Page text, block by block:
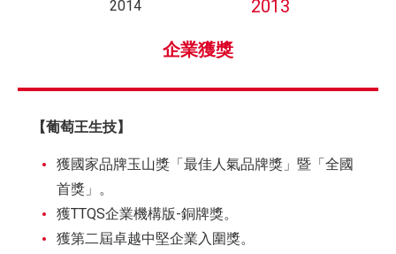
2014 2013
企業獲獎
【葡萄王生技】
獲國家品牌玉山獎「最佳人氣品牌獎」暨「全國
首獎」。
獲TTQS企業機構版-銅牌獎。
獲第二屆卓越中堅企業入圍獎。